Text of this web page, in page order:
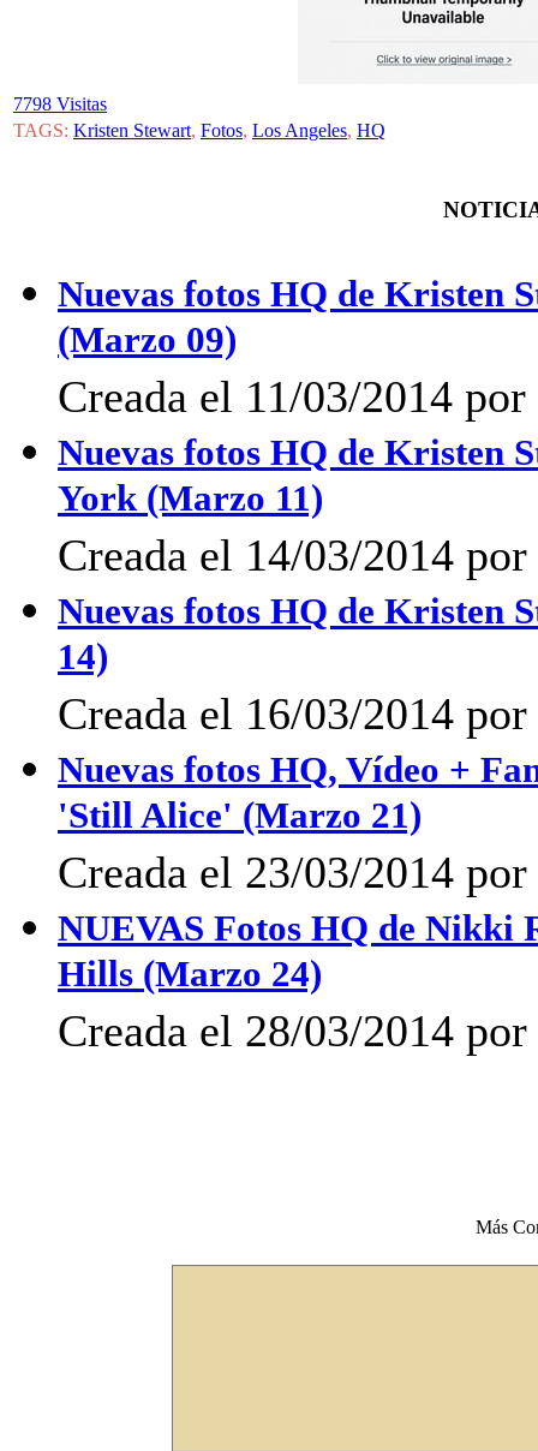
7798 Visitas
TAGS: Kristen Stewart, Fotos, Los Angeles, HQ
Nuevas fotos HQ de Kristen
(Marzo 09)
Creada el 11/03/2014
Nuevas fotos HQ de Kristen
York (Marzo 11)
Creada el 14/03/2014
Nuevas fotos HQ de Kristen
14)
Creada el 16/03/2014
Nuevas fotos HQ, Vídeo +
'Still Alice' (Marzo 21)
Creada el 23/03/2014
NUEVAS Fotos HQ de Nikki
Hills (Marzo 24)
Creada el 28/03/2014
Más